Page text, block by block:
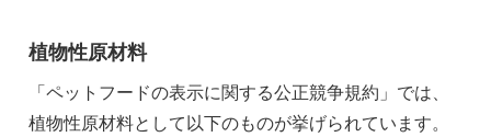
植物性原材料
「ペットフードの表示に関する公正競争規約」では、
植物性原材料として以下のものが挙げられています。